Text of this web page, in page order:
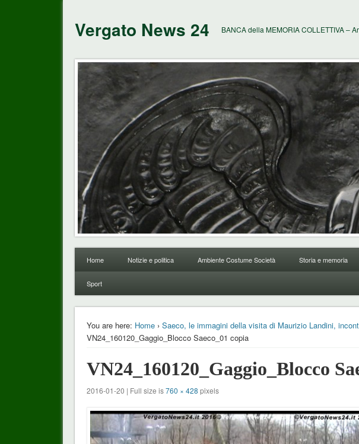
Vergato News 24 BANCA della MEMORIA COLLETTIVA –
Home Notizie e politica Ambiente Costume Società Storia e memoria
Sport
You are here: Home› Saeco, le immagini della visita di Maurizio Landini,
VN24_160120_Gaggio_Blocco Saeco_01 copia
VN24_160120_Gaggio_Blocco
2016-01-20 | Full size is760 × 428 pixels